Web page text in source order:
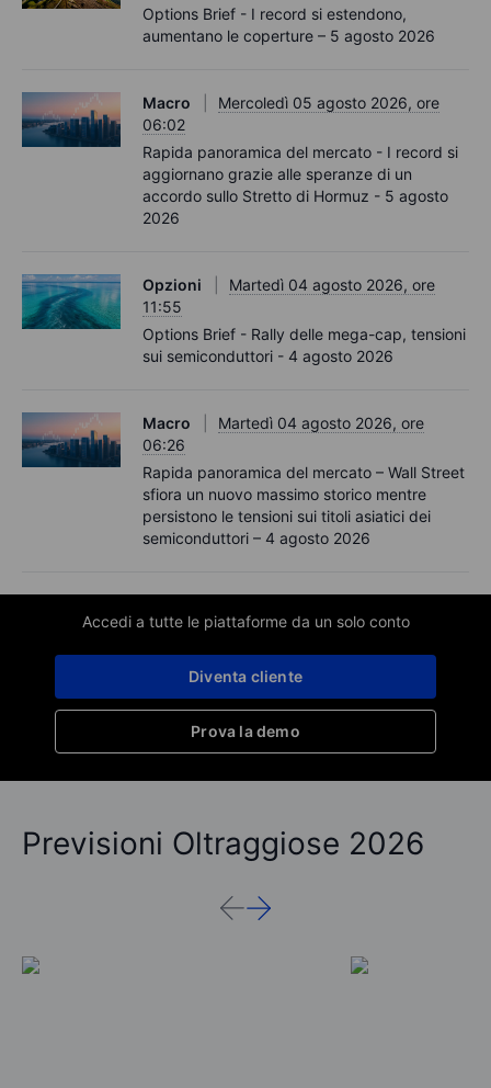
Options Brief - I record si estendono,
aumentano le coperture – 5 agosto 2026
Macro
Mercoledì 05 agosto 2026, ore
06:02
Rapida panoramica del mercato - I record si
aggiornano grazie alle speranze di un
accordo sullo Stretto di Hormuz - 5 agosto
2026
Opzioni
Martedì 04 agosto 2026, ore
11:55
Options Brief - Rally delle mega-cap, tensioni
sui semiconduttori - 4 agosto 2026
Macro
Martedì 04 agosto 2026, ore
06:26
Rapida panoramica del mercato – Wall Street
sfiora un nuovo massimo storico mentre
persistono le tensioni sui titoli asiatici dei
semiconduttori – 4 agosto 2026
Accedi a tutte le piattaforme da un solo conto
Prova la demo
Diventa cliente
Previsioni Oltraggiose 2026